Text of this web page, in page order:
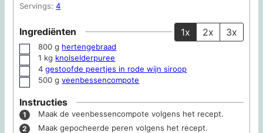
Servings:4
Ingrediënten 1x 2x 3x
▢
800 g hertengebraad
▢
1 kg knolselderpuree
▢
4 gestoofde peertjes in rode wijn siroop
▢
500 g veenbessencompote
Instructies
Maak de veenbessencompote volgens het recept.
Maak gepocheerde peren volgens het recept.